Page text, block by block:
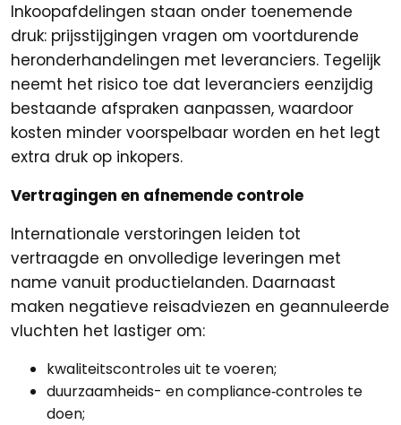
Inkoopafdelingen staan onder toenemende
druk: prijsstijgingen vragen om voortdurende
heronderhandelingen met leveranciers. Tegelijk
neemt het risico toe dat leveranciers eenzijdig
bestaande afspraken aanpassen, waardoor
kosten minder voorspelbaar worden en het legt
extra druk op inkopers.
Vertragingen en afnemende controle
Internationale verstoringen leiden tot
vertraagde en onvolledige leveringen met
name vanuit productielanden. Daarnaast
maken negatieve reisadviezen en geannuleerde
vluchten het lastiger om:
kwaliteitscontroles uit te voeren;
duurzaamheids- en compliance‑controles te
doen;